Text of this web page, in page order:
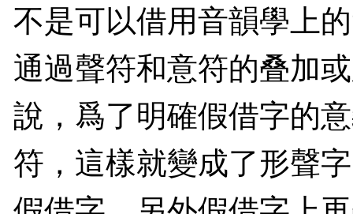
不是可以借用音韻學上
通過聲符和意符的叠加
說，爲了明確假借字的
符，這樣就變成了形聲